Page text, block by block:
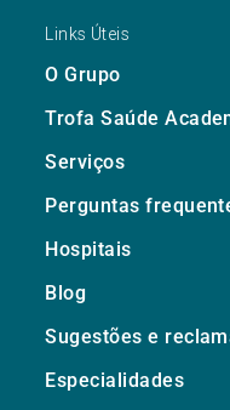
Links Úteis
O Grupo
Trofa Saúde
Serviços
Perguntas
Hospitais
Blog
Sugestões e
Especialidades